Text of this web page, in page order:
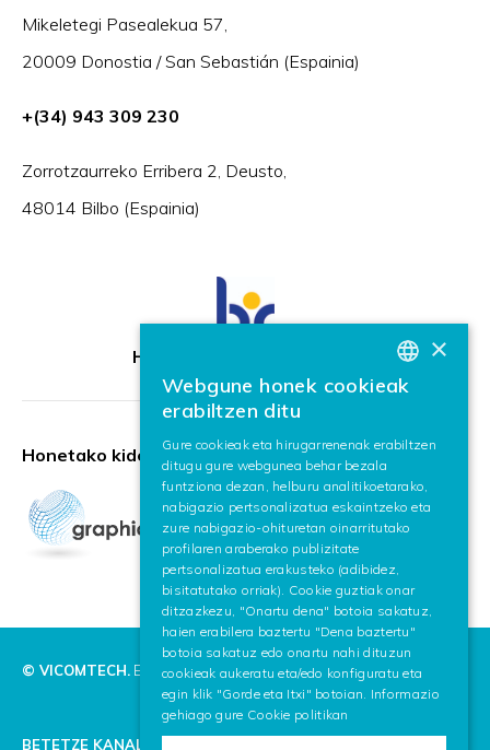
Mikeletegi Pasealekua 57,
20009 Donostia / San Sebastián (Espainia)
+(34) 943 309 230
Zorrotzaurreko Erribera 2, Deusto,
48014 Bilbo (Espainia)
HR Excellence in Research
Honetako kidea:
© VICOMTECH. Eskubide guztiak erreserbaturik.
BETETZE KANALA
BASQUE
×
Webgune honek cookieak
erabiltzen ditu
Gure cookieak eta hirugarrenenak erabiltzen
ditugu gure webgunea behar bezala
funtziona dezan, helburu analitikoetarako,
nabigazio pertsonalizatua eskaintzeko eta
zure nabigazio-ohituretan oinarritutako
profilaren araberako publizitate
pertsonalizatua erakusteko (adibidez,
bisitatutako orriak). Cookie guztiak onar
ditzazkezu, "Onartu dena" botoia sakatuz,
haien erabilera baztertu "Dena baztertu"
botoia sakatuz edo onartu nahi dituzun
cookieak aukeratu eta/edo konfiguratu eta
egin klik "Gorde eta Itxi" botoian. Informazio
gehiago gure Cookie politikan